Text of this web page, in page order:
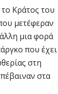
το Κράτος του
μετέφεραν
μια φορά
που έχει
στη
στα